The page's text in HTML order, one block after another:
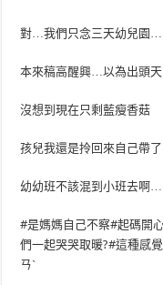
對…我們只念三天幼兒園
本來稿高醒興…以為出頭
沒想到現在只剩藍瘦香菇
孩兒我還是拎回來自己帶了
幼幼班不該混到小班去啊
#是媽媽自己不察#起碼開
們一起哭哭取暖?#這種感
ㄢˋ